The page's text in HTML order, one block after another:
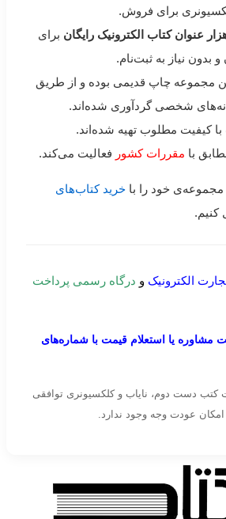
برای فروش.
عنوان کتاب الکترونیک رایگان برای
و بدون نیاز به ثبت‌نام.
مجموعه چاپ قدیمی بوده و از طریق
شخصی گردآوری شده‌اند.
کیفیت مطلوب تهیه شده‌اند.
با مقررات کشور فعالیت می‌کند.
مجموعه‌ی خود را با خرید کتاب‌های
کنیم.
الکترونیک و درگاه رسمی پرداخت
مشاوره یا استعلام قیمت با شماره‌های
کتب دست دوم، نایاب و کلکسیونری توافقی
عودت وجه وجود ندارد.